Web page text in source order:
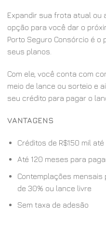
Expandir sua frota atual ou
opção para você dar o
Porto Seguro Consórcio é
seus planos.
Com ele, você conta com
meio de lance ou sorteio e
seu crédito para pagar o
VANTAGENS
Créditos de R$150 mil
Até 120 meses para
Contemplações mensais
de 30% ou lance livre
Sem taxa de adesão